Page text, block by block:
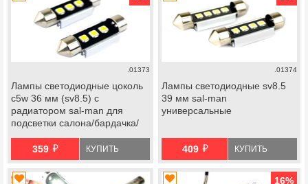
.01373
Лампы светодиодные цоколь
c5w 36 мм (sv8.5) с
радиатором sal-man для
подсветки салона/бардачка/
2101-2115, Лада Нива,
Гранта, Калина, Приора,
Шевроле Нива, datsun
359 й КУПИТЬ
.01374
Лампы светодиодные sv8.5
39 мм sal-man
универсальные
409 й КУПИТЬ
16%